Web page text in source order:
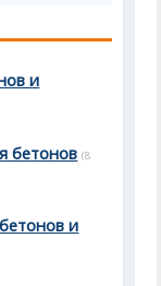
и
бетонов (8
и